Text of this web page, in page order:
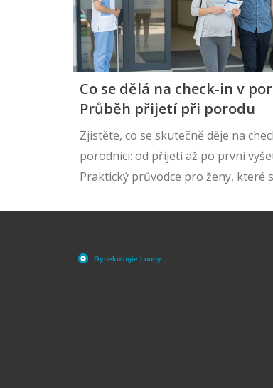
Co se dělá na check-in v
Průběh přijetí při porodu
Zjistěte, co se skutečně děje na
porodnici: od přijetí až po první
Praktický průvodce pro ženy, které